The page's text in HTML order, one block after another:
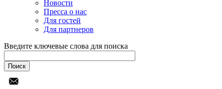
Новости
Пресса о нас
Для гостей
Для партнеров
Введите ключевые слова для поиска